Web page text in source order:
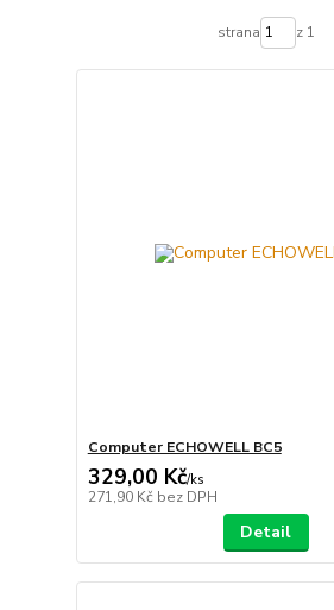
strana z 1
Computer ECHOWELL BC5
329,00 Kč/ks
271,90 Kč bez DPH
Detail